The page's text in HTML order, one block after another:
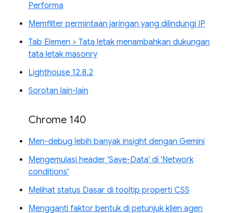
Performa
Memfilter permintaan jaringan yang dilindungi IP
Tab Elemen > Tata letak menambahkan dukungan
tata letak masonry
Lighthouse 12.8.2
Sorotan lain-lain
Chrome 140
Men-debug lebih banyak insight dengan Gemini
Mengemulasi header 'Save-Data' di 'Network
conditions'
Melihat status Dasar di tooltip properti CSS
Mengganti faktor bentuk di petunjuk klien agen